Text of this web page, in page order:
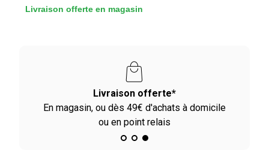
Livraison offerte en magasin
Livraison offerte*
En magasin, ou dès 49€ d'achats à domicile
ou en point relais